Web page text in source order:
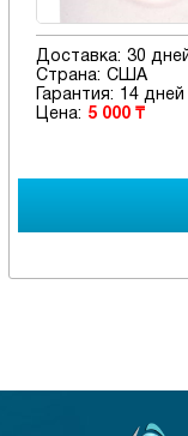
Доставка: 30 дней
Страна: США
Гарантия:
14 дней
Цена: 5 000 ₸